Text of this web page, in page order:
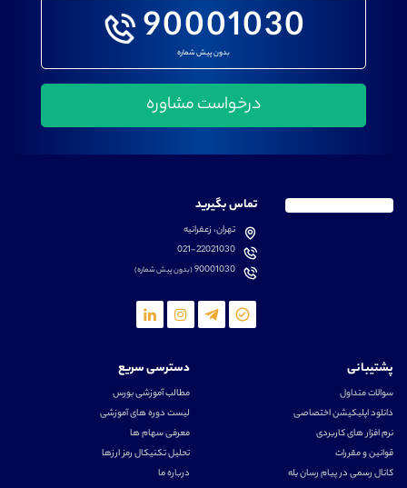
90001030
بدون پیش شماره
تماس بگیرید
تهران، زعفرانیه
021-22021030
90001030(بدون پیش شماره)
پشتیبانی
سوالات متداول
دانلود اپلیکیشن اختصاصی
نرم افزار های کاربردی
قوانین و مقررات
کانال رسمی در پیام رسان بله
دسترسی سریع
مطالب آموزشی بورس
لیست دوره های آموزشی
معرفی سهام ها
تحلیل تکنیکال رمز ارزها
درباره ما